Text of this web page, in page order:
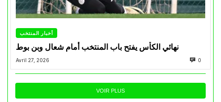
أخبار المنتخب
نهائي الكأس يفتح باب المنتخب أمام شعال وبن بوط
Avril 27, 2026 0
VOIR PLUS